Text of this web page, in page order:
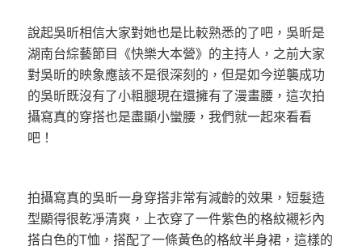
說起吳昕相信大家對她也是比較熟悉的了吧，吳昕是
湖南台綜藝節目《快樂大本營》的主持人，之前大家
對吳昕的映象應該不是很深刻的，但是如今逆襲成功
的吳昕既沒有了小粗腿現在還擁有了漫畫腰，這次拍
攝寫真的穿搭也是盡顯小蠻腰，我們就一起來看看
吧！
拍攝寫真的吳昕一身穿搭非常有減齡的效果，短髮造
型顯得很乾凈清爽，上衣穿了一件紫色的格紋襯衫內
搭白色的T恤，搭配了一條黃色的格紋半身裙，這樣的